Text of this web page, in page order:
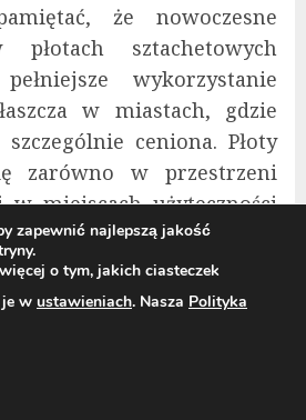
że nowoczesne
sztachetowych
wykorzystanie
w miastach, gdzie
ceniona. Płoty
zarówno w przestrzeni
miejscach użyteczności
jak ogródki działkowe,
czy przestrzenie
Decydując się na płot
zastanowić się, jakie
– tradycyjna
konserwacji, trwałość
zapewnić najlepszą jakość
o tym, jakich ciasteczek
je w ustawieniach. Nasza Polityka